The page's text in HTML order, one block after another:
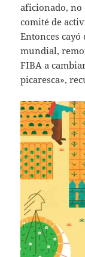
aficionado, no
comité de
Entonces
mundial,
FIBA a
picaresca»,